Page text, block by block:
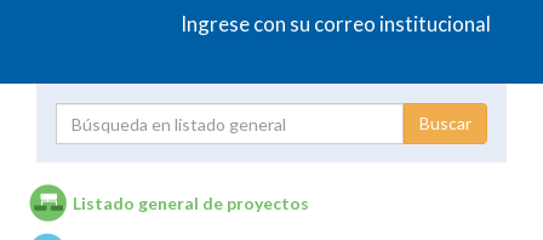
Ingrese con su correo institucional
Listado general de proyectos